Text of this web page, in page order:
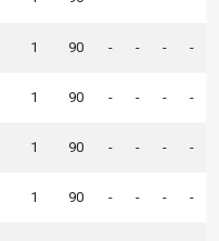
1 90 - - - -
1 90 - - - -
1 90 - - - -
1 90 - - - -